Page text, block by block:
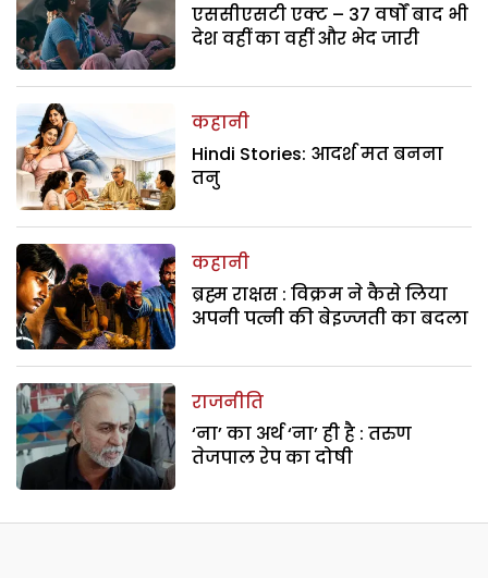
एससीएसटी एक्ट – 37 वर्षों बाद भी
देश वहीं का वहीं और भेद जारी
कहानी
Hindi Stories: आदर्श मत बनना
तनु
कहानी
ब्रह्म राक्षस : विक्रम ने कैसे लिया
अपनी पत्नी की बेइज्जती का बदला
राजनीति
‘ना’ का अर्थ ‘ना’ ही है : तरुण
तेजपाल रेप का दोषी